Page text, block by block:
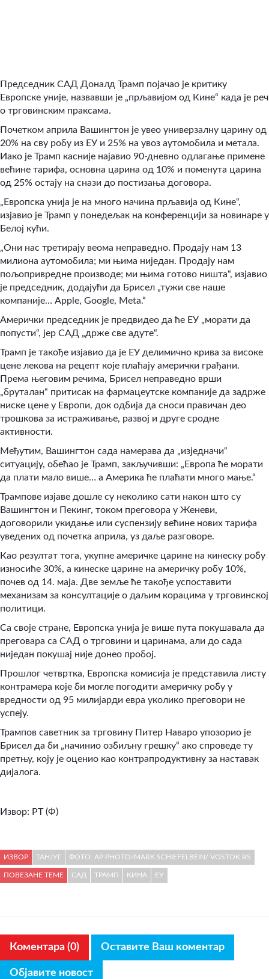
Председник САД Доналд Трамп појачао је критику
Европске уније, назвавши је „прљавијом од Кине“ када је реч
о трговинским праксама.
Почетком априла Вашингтон је увео универзалну царину од
20% на сву робу из ЕУ и 25% на увоз аутомобила и метала.
Иако је Трамп касније најавио 90-дневно одлагање примене
већине тарифа, основна царина од 10% и поменута царина
од 25% остају на снази до постизања договора.
„Европска унија је на много начина прљавија од Кине“,
изјавио је Трамп у понедељак на конференцији за новинаре у
Белој кући.
„Они нас третирају веома неправедно. Продају нам 13
милиона аутомобила; ми њима ниједан. Продају нам
пољопривредне производе; ми њима готово ништа“, изјавио
је председник, додајући да Брисел „тужи све наше
компаније… Apple, Google, Meta.“
Амерички председник је предвидео да ће ЕУ „морати да
попусти“, јер САД „држе све адуте“.
Трамп је такође изјавио да је ЕУ делимично крива за високе
цене лекова на рецепт које плаћају амерички грађани.
Према његовим речима, Брисел неправедно врши
„бруталан“ притисак на фармацеутске компаније да задрже
ниске цене у Европи, док одбија да сноси правичан део
трошкова за истраживање, развој и друге сродне
активности.
Међутим, Вашингтон сада намерава да „изједначи“
ситуацију, обећао је Трамп, закључивши: „Европа ће морати
да плати мало више… а Америка ће плаћати много мање.“
Трампове изјаве дошле су неколико сати након што су
Вашингтон и Пекинг, током преговора у Женеви,
договорили укидање или суспензију већине нових тарифа
уведених од почетка априла, уз даље разговоре.
Као резултат тога, укупне америчке царине на кинеску робу
износиће 30%, а кинеске царине на америчку робу 10%,
почев од 14. маја. Две земље ће такође успоставити
механизам за консултације о даљим корацима у трговинској
политици.
Са своје стране, Европска унија је више пута покушавала да
преговара са САД о трговини и царинама, али до сада
ниједан покушај није донео пробој.
Прошлог четвртка, Европска комисија је представила листу
контрамера које би могле погодити америчку робу у
вредности од 95 милијарди евра уколико преговори не
успеју.
Трампов саветник за трговину Питер Наваро упозорио је
Брисел да би „начинио озбиљну грешку“ ако спроведе ту
претњу, коју је оценио као контрапродуктивну за наставак
дијалога.
Извор: РТ (Ф)
ИЗВОР ТАНЈУГ ФОТО: AP PHOTO/MARK SCHIEFELBEIN/ VOSTOK.RS
ПОВЕЗАНЕ ТЕМЕ САД ТРАМП КИНА ЕУ
Коментара (0) Оставите Ваш коментар
Објавите новост